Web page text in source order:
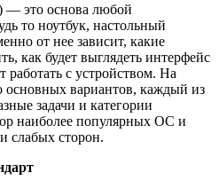
— это основа любой
то ноутбук, настольный
от нее зависит, какие
как будет выглядеть интерфейс
работать с устройством. На
основных вариантов, каждый из
задачи и категории
наиболее популярных ОС и
слабых сторон.